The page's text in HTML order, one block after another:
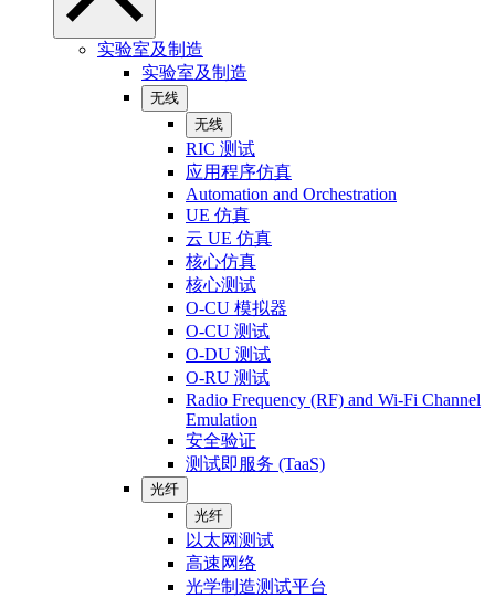
实验室及制造
实验室及制造
无线
无线
RIC 测试
应用程序仿真
Automation and Orchestration
UE 仿真
云 UE 仿真
核心仿真
核心测试
O-CU 模拟器
O-CU 测试
O-DU 测试
O-RU 测试
Radio Frequency (RF) and Wi-Fi Channel
Emulation
安全验证
测试即服务 (TaaS)
光纤
光纤
以太网测试
高速网络
光学制造测试平台